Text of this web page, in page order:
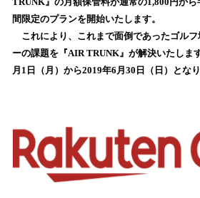
込
み
中
で
す
間限定のプランを開始いたします。
これにより、これまで面倒であったゴル
ーの課題を『AIR TRUNK』が解決いたしま
月1日（月）から2019年6月30日（日）となり